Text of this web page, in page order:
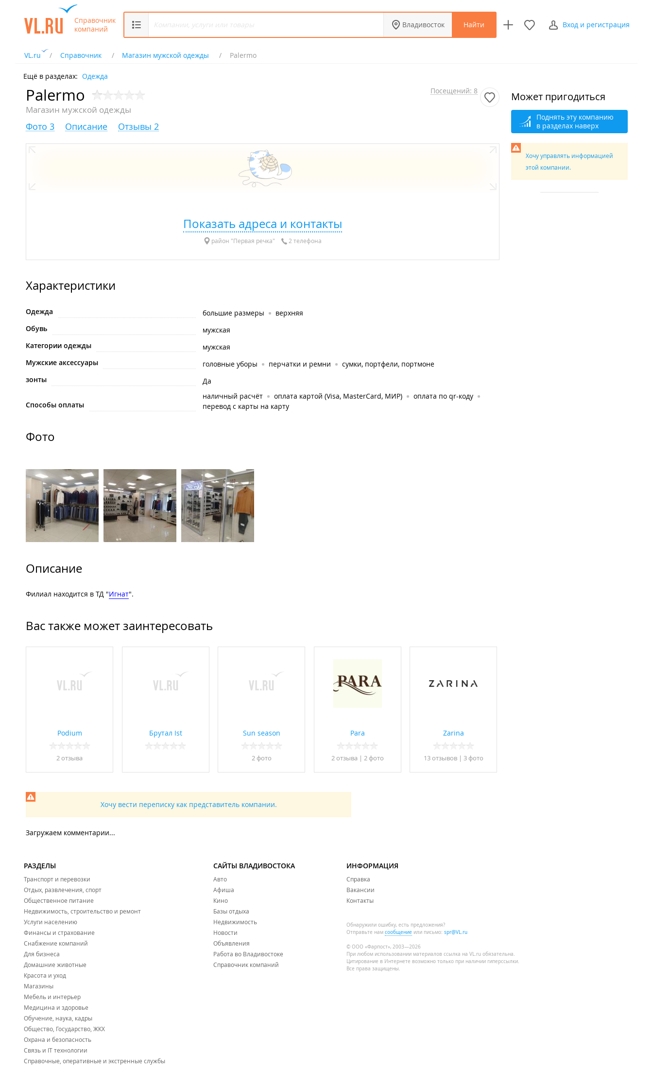
Справочник
компаний
Владивосток Найти Вход и регистрация
VL.ru Справочник Магазин мужской одежды Palermo
Ещё в разделах: Одежда
Palermo
Магазин мужской одежды
Посещений: 8
Фото 3 Описание Отзывы 2
Показать адреса и контакты
район "Первая речка" 2 телефона
Характеристики
Одежда большие размеры
верхняя
Обувь
мужская
Категории одежды
мужская
Мужские аксессуары
головные уборы перчатки и ремни
сумки, портфели, портмоне
зонты
Да
Способы оплаты
наличный расчёт оплата картой (Visa, MasterCard, МИР)
оплата по qr-коду
перевод с карты на карту
Фото
Описание
Филиал находится в ТД "Игнат".
Вас также может заинтересовать
Podium
2 отзывa
Брутал Ist Sun season
2 фото
Para
2 отзывa | 2 фото
Zarina
13 отзывов| 3 фото
Хочу вести переписку как представитель компании.
Загружаем комментарии...
Может пригодиться
Поднять эту компанию
в разделах наверх
Хочу управлять информацией
этой компании.
РАЗДЕЛЫ
Транспорт и перевозки
Отдых, развлечения, спорт
Общественное питание
Недвижимость, строительство и ремонт
Услуги населению
Финансы и страхование
Снабжение компаний
Для бизнеса
Домашние животные
Красота и уход
Магазины
Мебель и интерьер
Медицина и здоровье
Обучение, наука, кадры
Общество, Государство, ЖКХ
Охрана и безопасность
Связь и IT технологии
Справочные, оперативные и экстренные службы
САЙТЫ ВЛАДИВОСТОКА
Авто
Афиша
Кино
Базы отдыха
Недвижимость
Новости
Объявления
Работа во Владивостоке
Справочник компаний
ИНФОРМАЦИЯ
Справка
Вакансии
Контакты
Обнаружили ошибку, есть предложения?
Отправьте нам сообщение или письмо: spr@VL.ru
© ООО «Фарпост», 2003—2026
При любом использовании материалов ссылка на VL.ru обязательна.
Цитирование в Интернете возможно только при наличии гиперссылки.
Все права защищены.